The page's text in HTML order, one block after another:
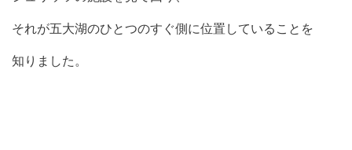
それが五大湖のひとつのすぐ側に位置していることを
知りました。